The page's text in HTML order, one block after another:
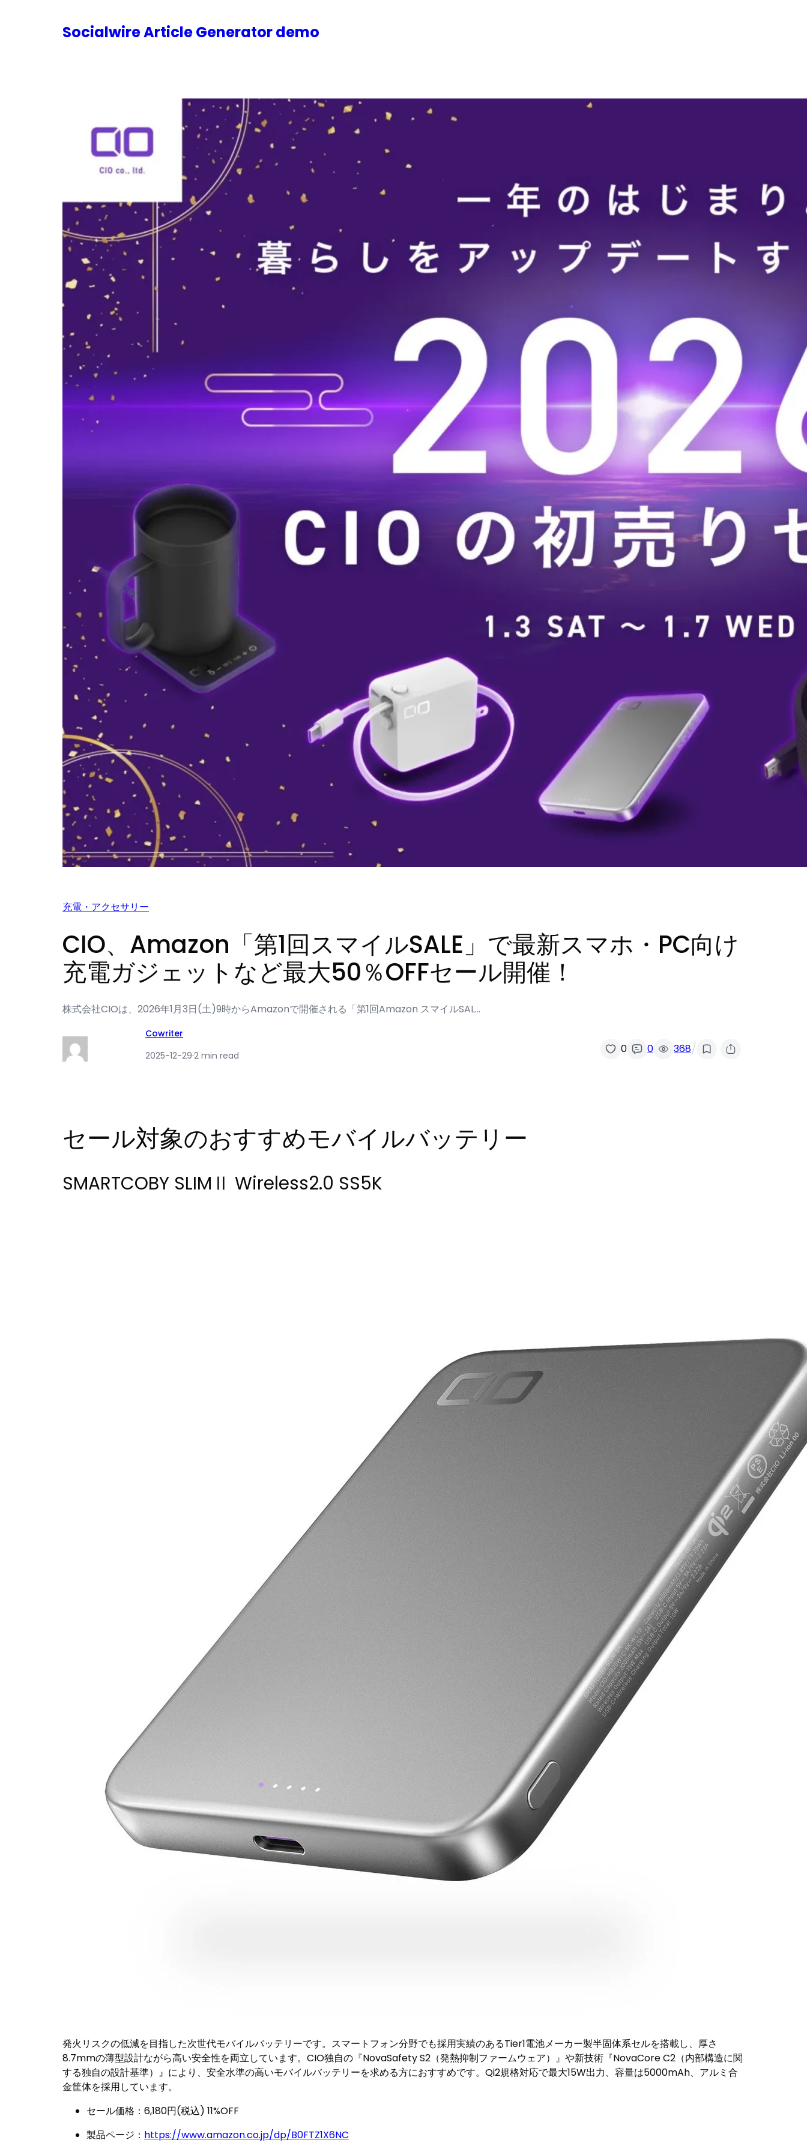
Socialwire Article Generator demo
充電・アクセサリー
CIO、Amazon「第1回スマイルSALE」で最新スマホ・PC向け
充電ガジェットなど最大50％OFFセール開催！
株式会社CIOは、2026年1月3日(土)9時からAmazonで開催される「第1回Amazon スマイルSAL…
Cowriter
2025-12-29·2 min read 0 0 368/
セール対象のおすすめモバイルバッテリー
SMARTCOBY SLIMⅡ Wireless2.0 SS5K
発火リスクの低減を目指した次世代モバイルバッテリーです。スマートフォン分野でも採用実績のあるTier1電池メーカー製半固体系セルを搭載し、厚さ
8.7mmの薄型設計ながら高い安全性を両立しています。CIO独自の『NovaSafety S2（発熱抑制ファームウェア）』や新技術『NovaCore C2（内部構造に関
する独自の設計基準）』により、安全水準の高いモバイルバッテリーを求める方におすすめです。Qi2規格対応で最大15W出力、容量は5000mAh、アルミ合
金筐体を採用しています。
セール価格：6,180円(税込) 11%OFF
製品ページ： https://www.amazon.co.jp/dp/B0FTZ1X6NC